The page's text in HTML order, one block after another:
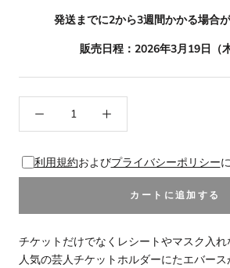
発送までに2から3週間かかる場合が
販売日程：2026年3月19日（
利用規約およびプライバシーポリシー
カートに追加する
チケットだけでなくレシートやマスク入
人気の芸人チケットホルダーにたエバース